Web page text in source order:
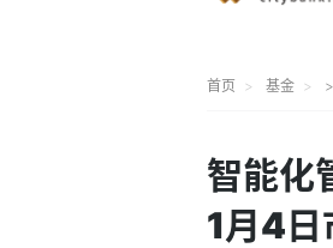
首页 基金
智能化
1月4